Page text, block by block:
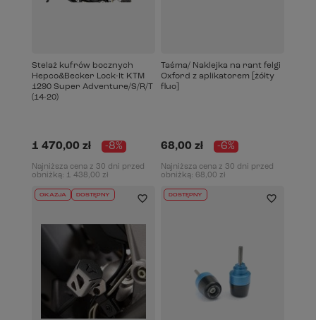
Stelaż kufrów bocznych
Hepco&Becker Lock-It KTM
1290 Super Adventure/S/R/T
(14-20)
1 470,00 zł -8%
Najniższa cena z 30 dni przed
obniżką: 1 438,00 zł
Taśma/ Naklejka na rant felgi
Oxford z aplikatorem [żółty
fluo]
68,00 zł -6%
Najniższa cena z 30 dni przed
obniżką: 68,00 zł
OKAZJA DOSTĘPNY DOSTĘPNY